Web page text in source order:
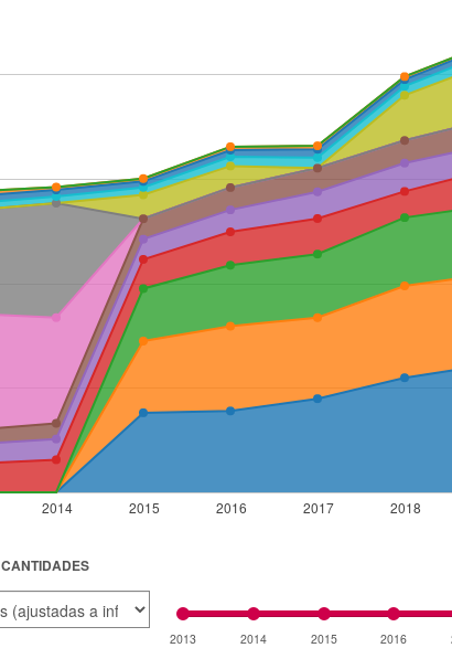
2014 2015 2016 2017 2018
CANTIDADES
2013 2014 2015 2016